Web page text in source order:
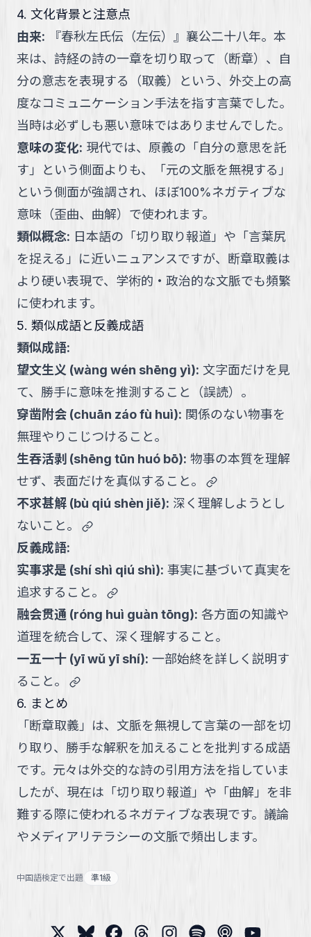
4. 文化背景と注意点
由来:
『春秋左氏伝（左伝）』襄公二十八年。本
来は、詩経の詩の一章を切り取って（断章）、自
分の意志を表現する（取義）という、外交上の高
度なコミュニケーション手法を指す言葉でした。
当時は必ずしも悪い意味ではありませんでした。
意味の変化: 現代では、原義の「自分の意思を託
す」という側面よりも、「元の文脈を無視する」
という側面が強調され、ほぼ100%ネガティブな
意味（歪曲、曲解）で使われます。
類似概念: 日本語の「切り取り報道」や「言葉尻
を捉える」に近いニュアンスですが、断章取義は
より硬い表現で、学術的・政治的な文脈でも頻繁
に使われます。
5. 類似成語と反義成語
類似成語:
望文生义 (wàng wén shēng yì): 文字面だけを見
て、勝手に意味を推測すること（誤読）。
穿凿附会 (chuān záo fù huì): 関係のない物事を
無理やりこじつけること。
生吞活剥 (shēng tūn huó bō): 物事の本質を理解
せず、表面だけを真似すること。
link
不求甚解 (bù qiú shèn jiě): 深く理解しようとし
ないこと。
link
反義成語:
实事求是 (shí shì qiú shì): 事実に基づいて真実を
追求すること。
link
融会贯通 (róng huì guàn tōng): 各方面の知識や
道理を統合して、深く理解すること。
一五一十 (yī wǔ yī shí): 一部始終を詳しく説明す
ること。
link
6. まとめ
「断章取義」は、文脈を無視して言葉の一部を切
り取り、勝手な解釈を加えることを批判する成語
です。元々は外交的な詩の引用方法を指していま
したが、現在は「切り取り報道」や「曲解」を非
難する際に使われるネガティブな表現です。議論
やメディアリテラシーの文脈で頻出します。
中国語検定で出題 準1級